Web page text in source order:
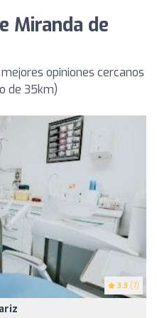
Miranda de
opiniones cercanos
de 35km)
3.3 (7)